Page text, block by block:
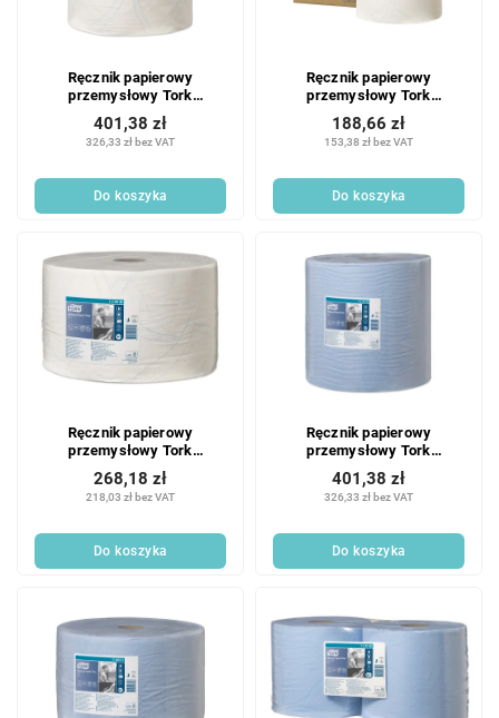
Ręcznik papierowy
przemysłowy Tork
Advanced 420 duża rolka
szerokość 37cm biały - 1
szt.
326,33 zł bez VAT
401,38 zł
Do koszyka
Ręcznik papierowy
przemysłowy Tork
Advanced 420 mała biała
rolka - 1 szt.
153,38 zł bez VAT
188,66 zł
Do koszyka
Ręcznik papierowy
przemysłowy Tork
Advanced 420 duża rolka
szerokość 24cm biały - 1
szt.
218,03 zł bez VAT
268,18 zł
Do koszyka
Ręcznik papierowy
przemysłowy Tork
Advanced 420 duża rolka
szerokość 37cm niebieski -
1 szt.
326,33 zł bez VAT
401,38 zł
Do koszyka